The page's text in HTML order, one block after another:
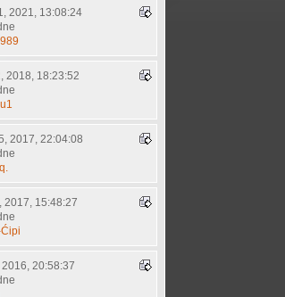
2021, 13:08:24
2018, 18:23:52
2017, 22:04:08
2017, 15:48:27
20:58:37